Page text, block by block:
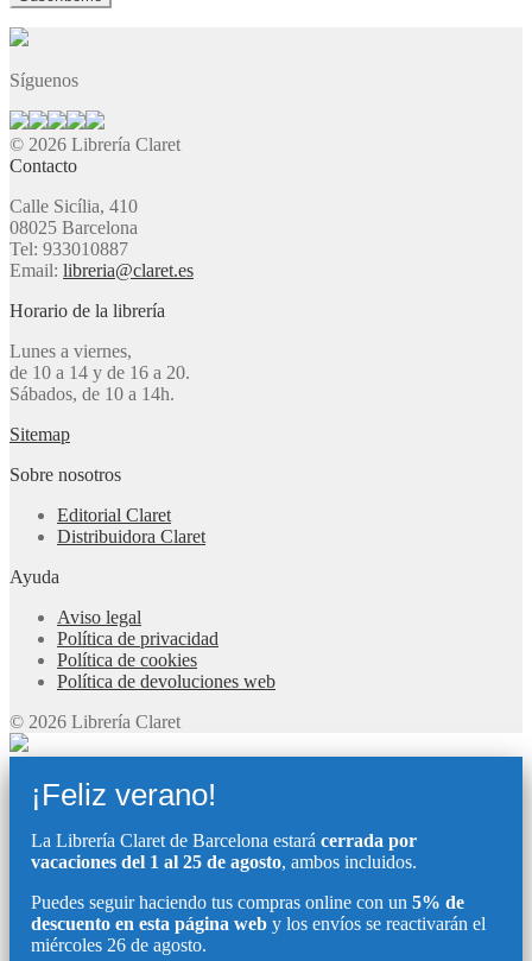
Síguenos
© 2026 Librería Claret
Contacto
Calle Sicília, 410
08025 Barcelona
Tel: 933010887
Email: libreria@claret.es
Horario de la librería
Lunes a viernes,
de 10 a 14 y de 16 a 20.
Sábados, de 10 a 14h.
Sitemap
Sobre nosotros
Editorial Claret
Distribuidora Claret
Ayuda
Aviso legal
Política de privacidad
Política de cookies
Política de devoluciones web
© 2026 Librería Claret
¡Feliz verano!
La Librería Claret de Barcelona estará cerrada por
vacaciones del 1 al 25 de agosto, ambos incluidos.
Puedes seguir haciendo tus compras online con un 5% de
descuento en esta página web y los envíos se reactivarán el
miércoles 26 de agosto.